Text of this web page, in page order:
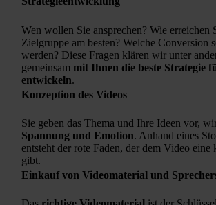
Wen wollen Sie ansprechen? Wie erreichen
Zielgruppe am besten? Welche Conversion
werden? Diese Fragen klären wir unter
gemeinsam mit Ihnen die beste Strategie
entwickeln.
Konzeption des Videos
Sie geben das Thema und Ihre Ideen vor,
Spannung und Emotion. Anhand eines
entsteht der rote Faden, der dem Video eine
gibt.
Einkauf von Videomaterial und